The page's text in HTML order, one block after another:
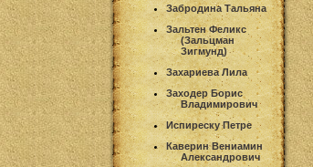
Забродина Тальяна
Зальтен Феликс
(Зальцман
Зигмунд)
Захариева Лила
Заходер Борис
Владимирович
Испиреску Петре
Каверин Вениамин
Александрович